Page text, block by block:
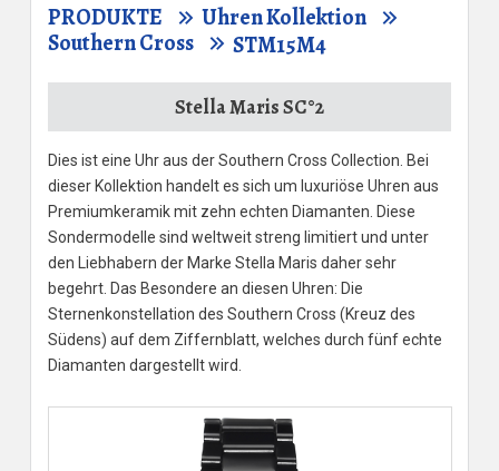
PRODUKTE
Uhren Kollektion
Southern Cross
STM15M4
Stella Maris SC°2
Dies ist eine Uhr aus der Southern Cross Collection. Bei
dieser Kollektion handelt es sich um luxuriöse Uhren aus
Premiumkeramik mit zehn echten Diamanten. Diese
Sondermodelle sind weltweit streng limitiert und unter
den Liebhabern der Marke Stella Maris daher sehr
begehrt. Das Besondere an diesen Uhren: Die
Sternenkonstellation des Southern Cross (Kreuz des
Südens) auf dem Ziffernblatt, welches durch fünf echte
Diamanten dargestellt wird.